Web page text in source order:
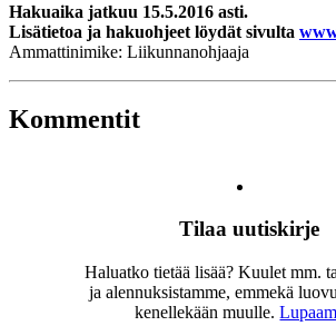
Hakuaika jatkuu 15.5.2016 asti.
Lisätietoa ja hakuohjeet löydät sivulta
Ammattinimike: Liikunnanohjaaja
Kommentit
Tilaa uutiskirje
Haluatko tietää lisää? Kuulet mm.
ja alennuksistamme, emmekä
kenellekään muulle.